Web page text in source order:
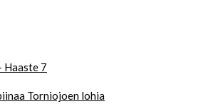
Haaste 7
Torniojoen lohia